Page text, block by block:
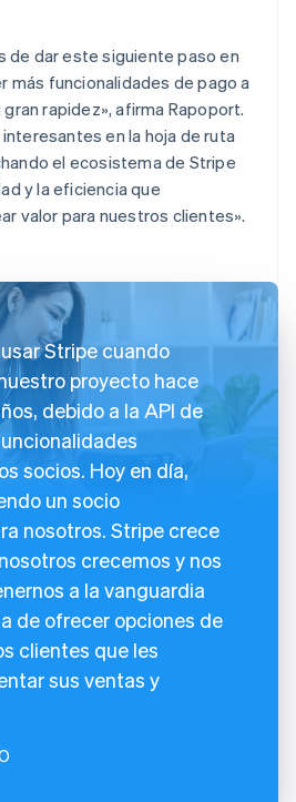
de dar este siguiente paso en
más funcionalidades de pago a
rapidez», afirma Rapoport.
en la hoja de ruta
el ecosistema de Stripe
y la eficiencia que
valor para nuestros clientes».
Stripe cuando
proyecto hace
debido a la API de
socios. Hoy en día,
un socio
nosotros. Stripe crece
crecemos y nos
a la vanguardia
de ofrecer opciones de
clientes que les
sus ventas y